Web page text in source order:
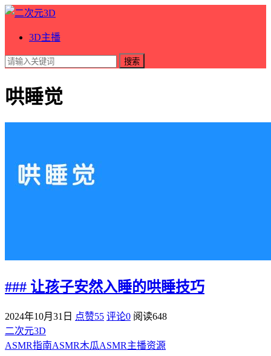
3D主播
搜索
哄睡觉
### 让孩子安然入睡的哄睡技巧
2024年10月31日 点赞55 评论0 阅读648
二次元3D
ASMR指南ASMR木瓜ASMR主播资源